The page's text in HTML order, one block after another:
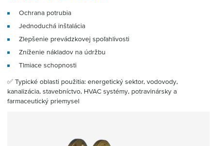
Ochrana potrubia
Jednoduchá inštalácia
Zlepšenie prevádzkovej spoľahlivosti
Zníženie nákladov na údržbu
Tlmiace schopnosti
✅ Typické oblasti použitia: energetický sektor, vodovody,
kanalizácia, stavebníctvo, HVAC systémy, potravinársky a
farmaceutický priemysel